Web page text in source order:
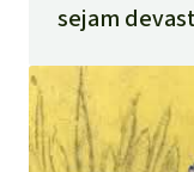
sejam